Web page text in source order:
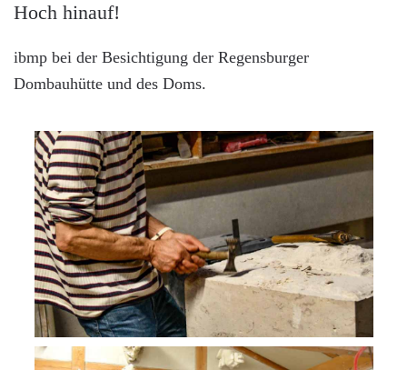
Hoch hinauf!
ibmp bei der Besichtigung der Regensburger
Dombauhütte und des Doms.